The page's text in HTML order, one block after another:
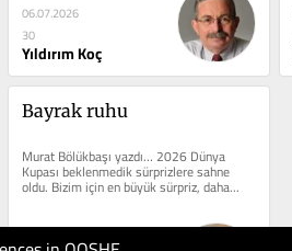
06.07.2026
30
Yıldırım Koç
Bayrak ruhu
Murat Bölükbaşı yazdı… 2026 Dünya
Kupası beklenmedik sürprizlere sahne
oldu. Bizim için en büyük sürpriz, daha...